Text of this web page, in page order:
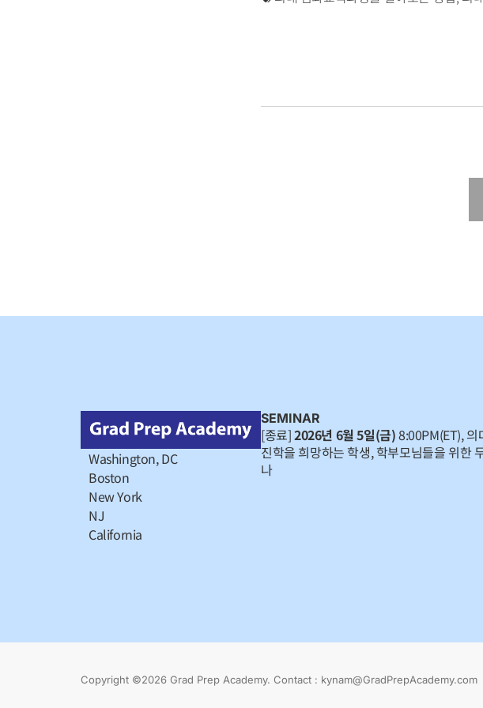
Washington, DC
Boston
New York
NJ
California
SEMINAR
[종료]2026년 6월 5일(금)8:00PM(ET), 의
진학을 희망하는 학생, 학부모님들을 위한
나
Copyright ©2026 Grad Prep Academy. Contact : kynam@GradPrepAcademy.com